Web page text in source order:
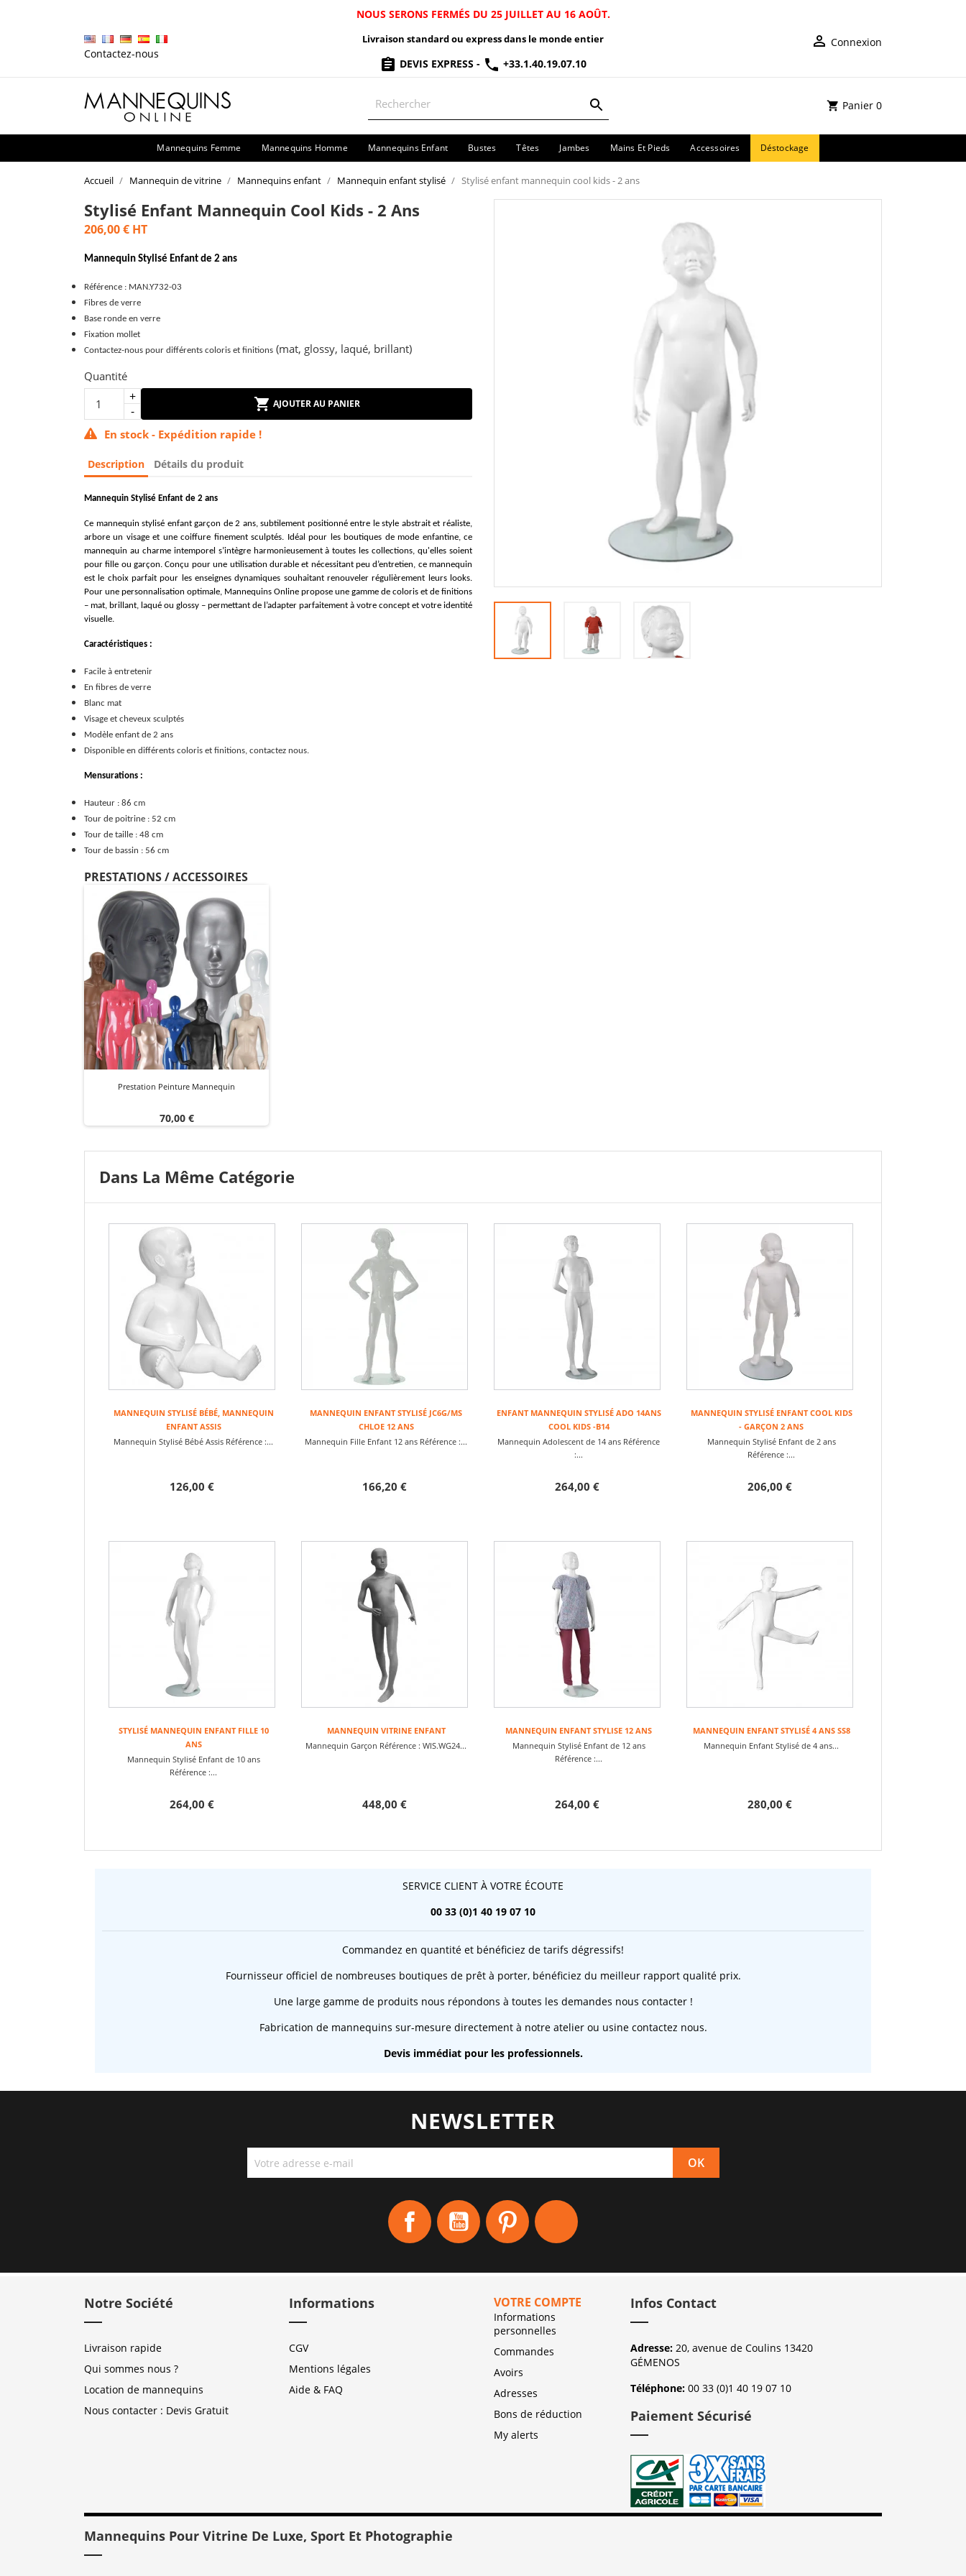
NOUS SERONS FERMÉS DU 25 JUILLET AU 16 AOÛT.
Contactez-nous
Livraison standard ou express dans le monde entier
DEVIS EXPRESS - +33.1.40.19.07.10
Connexion
Panier 0
Mannequins Femme Mannequins Homme Mannequins Enfant Bustes Têtes Jambes Mains Et Pieds Accessoires Déstockage
Accueil Mannequin de vitrine Mannequins enfant Mannequin enfant stylisé Stylisé enfant mannequin cool kids - 2 ans
Stylisé Enfant Mannequin Cool Kids - 2 Ans
206,00 € HT
Mannequin Stylisé Enfant de 2 ans
Référence : MAN.Y732-03
Fibres de verre
Base ronde en verre
Fixation mollet
Contactez-nous pour différents coloris et finitions (mat, glossy, laqué, brillant)
Quantité
AJOUTER AU PANIER
En stock - Expédition rapide !
Description Détails du produit
Mannequin Stylisé Enfant de 2 ans
Ce mannequin stylisé enfant garçon de 2 ans, subtilement positionné entre le style abstrait et réaliste,
arbore un visage et une coiffure finement sculptés. Idéal pour les boutiques de mode enfantine, ce
mannequin au charme intemporel s’intègre harmonieusement à toutes les collections, qu'elles soient
pour fille ou garçon. Conçu pour une utilisation durable et nécessitant peu d’entretien, ce mannequin
est le choix parfait pour les enseignes dynamiques souhaitant renouveler régulièrement leurs looks.
Pour une personnalisation optimale, Mannequins Online propose une gamme de coloris et de finitions
– mat, brillant, laqué ou glossy – permettant de l’adapter parfaitement à votre concept et votre identité
visuelle.
Caractéristiques :
Facile à entretenir
En fibres de verre
Blanc mat
Visage et cheveux sculptés
Modèle enfant de 2 ans
Disponible en différents coloris et finitions, contactez nous.
Mensurations :
Hauteur : 86 cm
Tour de poitrine : 52 cm
Tour de taille : 48 cm
Tour de bassin : 56 cm
PRESTATIONS / ACCESSOIRES
Prestation Peinture Mannequin
Prix
70,00 €
Dans La Même Catégorie
MANNEQUIN STYLISÉ BÉBÉ, MANNEQUIN
ENFANT ASSIS
Mannequin Stylisé Bébé Assis Référence :...
126,00 €
MANNEQUIN ENFANT STYLISÉ JC6G/MS
CHLOE 12 ANS
Mannequin Fille Enfant 12 ans Référence :...
166,20 €
ENFANT MANNEQUIN STYLISÉ ADO 14ANS
COOL KIDS -B14
Mannequin Adolescent de 14 ans Référence
:...
264,00 €
MANNEQUIN STYLISÉ ENFANT COOL KIDS
- GARÇON 2 ANS
Mannequin Stylisé Enfant de 2 ans
Référence :...
206,00 €
STYLISÉ MANNEQUIN ENFANT FILLE 10
ANS
Mannequin Stylisé Enfant de 10 ans
Référence :...
264,00 €
MANNEQUIN VITRINE ENFANT
Mannequin Garçon Référence : WIS.WG24...
448,00 €
MANNEQUIN ENFANT STYLISE 12 ANS
Mannequin Stylisé Enfant de 12 ans
Référence :...
264,00 €
MANNEQUIN ENFANT STYLISÉ 4 ANS SS8
Mannequin Enfant Stylisé de 4 ans...
280,00 €
SERVICE CLIENT À VOTRE ÉCOUTE
00 33 (0)1 40 19 07 10
Commandez en quantité et bénéficiez de tarifs dégressifs!
Fournisseur officiel de nombreuses boutiques de prêt à porter, bénéficiez du meilleur rapport qualité prix.
Une large gamme de produits nous répondons à toutes les demandes nous contacter !
Fabrication de mannequins sur-mesure directement à notre atelier ou usine contactez nous.
Devis immédiat pour les professionnels.
NEWSLETTER
Facebook YouTube Pinterest
Notre Société
Livraison rapide
Qui sommes nous ?
Location de mannequins
Nous contacter : Devis Gratuit
Informations
CGV
Mentions légales
Aide & FAQ
VOTRE COMPTE
Informations
personnelles
Commandes
Avoirs
Adresses
Bons de réduction
My alerts
Infos Contact
Adresse: 20, avenue de Coulins 13420
GÉMENOS
Téléphone: 00 33 (0)1 40 19 07 10
Paiement Sécurisé
Mannequins Pour Vitrine De Luxe, Sport Et Photographie